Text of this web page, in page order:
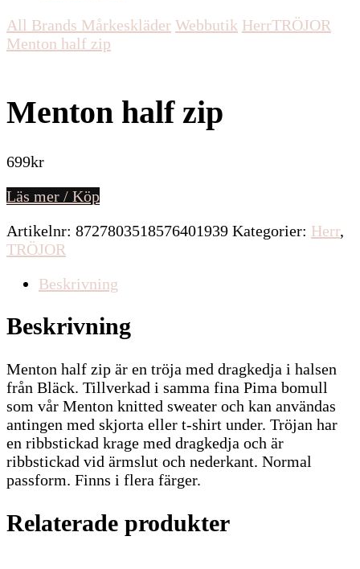
All Brands Mårkeskläder Webbutik HerrTRÖJOR
Menton half zip
Menton half zip
699kr
Läs mer / Köp
Artikelnr: 8727803518576401939 Kategorier: Herr,
TRÖJOR
Beskrivning
Beskrivning
Menton half zip är en tröja med dragkedja i halsen
från Bläck. Tillverkad i samma fina Pima bomull
som vår Menton knitted sweater och kan användas
antingen med skjorta eller t-shirt under. Tröjan har
en ribbstickad krage med dragkedja och är
ribbstickad vid ärmslut och nederkant. Normal
passform. Finns i flera färger.
Relaterade produkter